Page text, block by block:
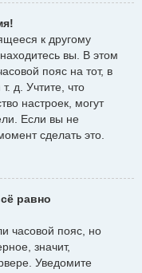
к другому
вы. В этом
пояс на тот, в
д. Учтите, что
настроек, могут
Если вы не
сделать это.
равно
часовой пояс, но
значит,
Уведомите